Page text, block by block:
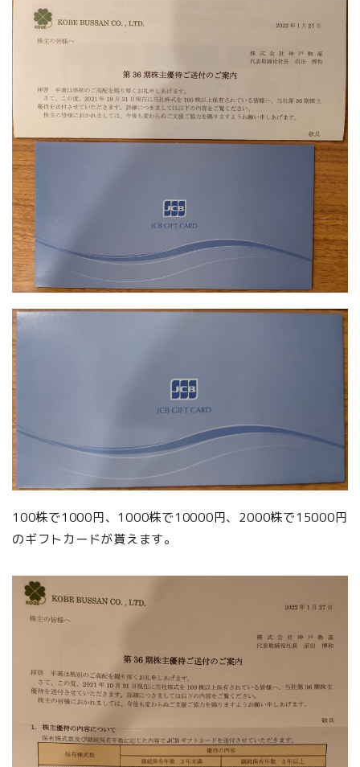
100株で1000円、1000株で10000円、2000株で15000円
のギフトカードが貰えます。